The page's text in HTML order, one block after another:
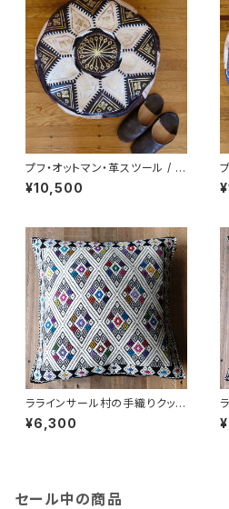
プフ・オットマン・革スツール / b
rown /m9a/ MOROCCO モ
ロッコ
¥10,500
コ
ララインサール村の手織りクッシ
ョンカバー /215g/ MEXICO メ
キシコ
¥6,300
セール中の商品